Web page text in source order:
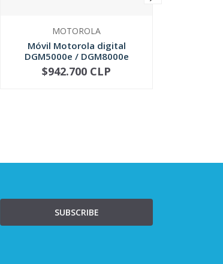
MOTOROLA
Móvil Motorola digital
DGM5000e / DGM8000e
VER OPCIONES
$942.700 CLP
SUBSCRIBE